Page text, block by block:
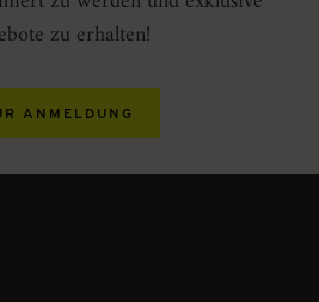
zu erhalten!
ANMELDUNG